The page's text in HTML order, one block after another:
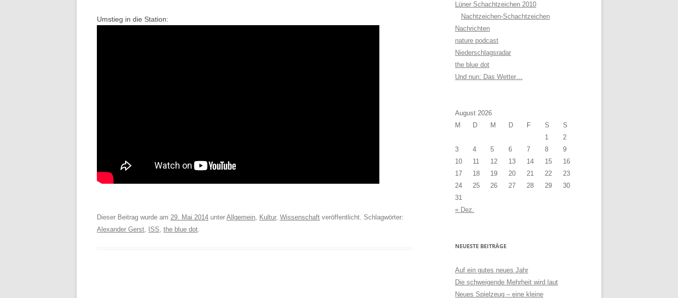
Umstieg in die Station:
Dieser Beitrag wurde am 29. Mai 2014 unter Allgemein, Kultur, Wissenschaft veröffentlicht. Schlagwörter:
Alexander Gerst, ISS, the blue dot.
Lüner Schachtzeichen 2010
Nachtzeichen-Schachtzeichen
Nachrichten
nature podcast
Niederschlagsradar
the blue dot
Und nun: Das Wetter…
August 2026
M
D M D F S
S
1
2
3
4 5 6 7 8
9
10
11 12 13 14 15
16
17
18 19 20 21 22
23
24
25 26 27 28 29
30
31
« Dez.
NEUESTE BEITRÄGE
Auf ein gutes neues Jahr
Die schweigende Mehrheit wird laut
Neues Spielzeug – eine kleine